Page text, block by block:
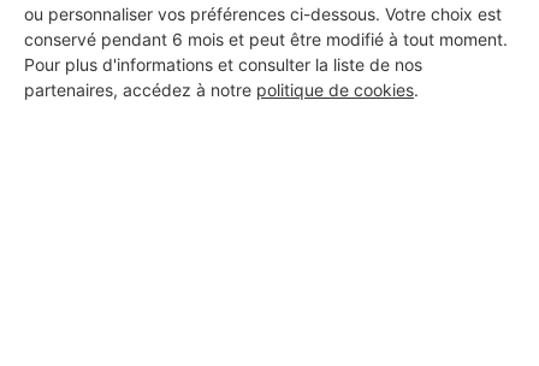
ou personnaliser vos préférences ci-dessous. Votre choix est
conservé pendant 6 mois et peut être modifié à tout moment.
Pour plus d'informations et consulter la liste de nos
partenaires, accédez à notre politique de cookies.
LESAINE BENJAMIN
Rouzède